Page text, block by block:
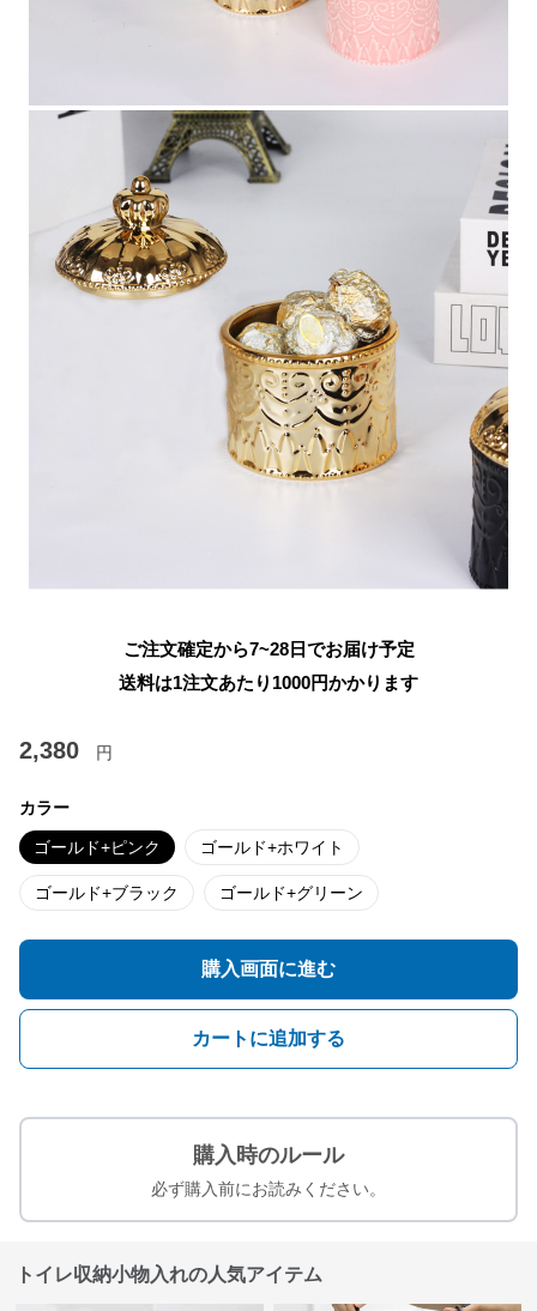
ご注文確定から7~28日でお届け予定
送料は1注文あたり 1000円かかります
2,380 円
カラー
ゴールド+ピンク ゴールド+ホワイト
ゴールド+ブラック ゴールド+グリーン
購入画面に進む
カートに追加する
購入時のルール
必ず購入前にお読みください。
トイレ収納小物入れの人気アイテム